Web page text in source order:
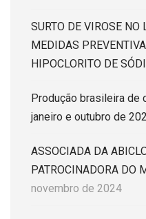
SURTO DE VIROSE NO
MEDIDAS
HIPOCLORITO DE
Produção brasileira de
janeiro e outubro de
ASSOCIADA DA
PATROCINADORA DO
novembro de 2024